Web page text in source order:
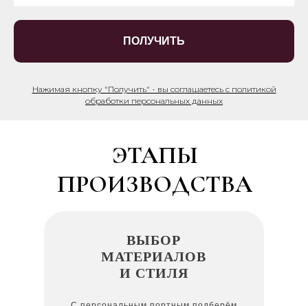
ПОЛУЧИТЬ
Нажимая кнопку "Получить" - вы соглашаетесь с политикой
обработки персональных данных
ВЫБОР
МАТЕРИАЛОВ
И СТИЛЯ
ЭТАПЫ
ПРОИЗВОДСТВА